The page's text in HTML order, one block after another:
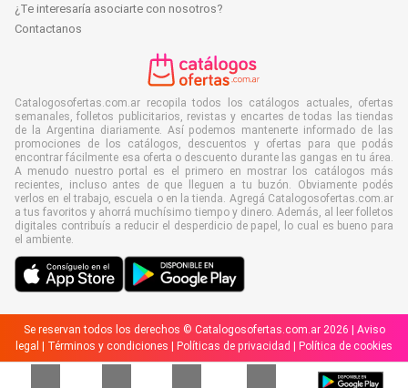
¿Te interesaría asociarte con nosotros?
Contactanos
Catalogosofertas.com.ar recopila todos los catálogos actuales, ofertas
semanales, folletos publicitarios, revistas y encartes de todas las tiendas
de la Argentina diariamente. Así podemos mantenerte informado de las
promociones de los catálogos, descuentos y ofertas para que podás
encontrar fácilmente esa oferta o descuento durante las gangas en tu área.
A menudo nuestro portal es el primero en mostrar los catálogos más
recientes, incluso antes de que lleguen a tu buzón. Obviamente podés
verlos en el trabajo, escuela o en la tienda. Agregá Catalogosofertas.com.ar
a tus favoritos y ahorrá muchísimo tiempo y dinero. Además, al leer folletos
digitales contribuís a reducir el desperdicio de papel, lo cual es bueno para
el ambiente.
Se reservan todos los derechos © Catalogosofertas.com.ar 2026 | Aviso
legal
Términos y condiciones Políticas de privacidad Política de cookies